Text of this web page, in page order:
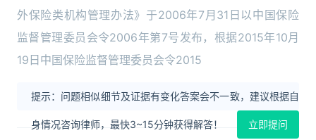
外保险类机构管理办法》于2006年7月31日以中国保险
监督管理委员会令2006年第7号发布，根据2015年10月
19日中国保险监督管理委员会令2015
提示：问题相似细节及证据有变化答案会不一致，建议根据自
身情况咨询律师，最快3~15分钟获得解答！ 立即提问